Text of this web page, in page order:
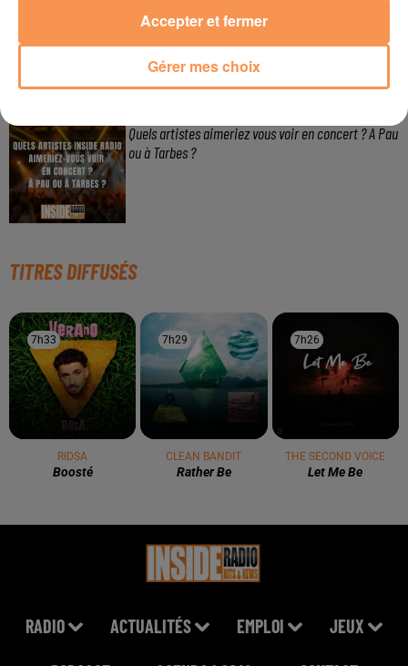
Gagnez votre bon d'achat d'une valeur de 50€ avec
Mystic Ambre !
Quels artistes aimeriez vous voir en concert ? A Pau
ou à Tarbes ?
TITRES DIFFUSÉS
7h33
7h33
RIDSA
Boosté
7h29
7h29
CLEAN BANDIT
Rather Be
7h26
7h26
THE SECOND VOICE
Let Me Be
RADIO ACTUALITÉS EMPLOI JEUX
Gérer mes choix
Accepter et fermer